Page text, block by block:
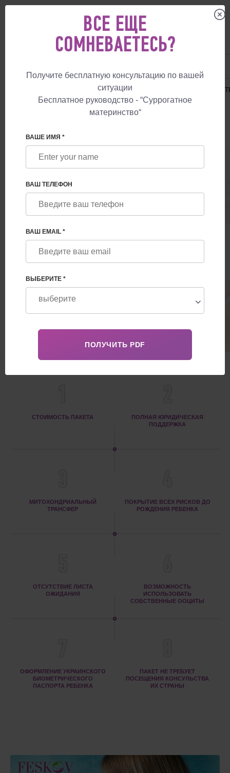
СУРРОГАТНОЕ МАТЕРИНСТВО ЦЕНЫ СУРРОГАТНОЕ
Суррогатная мать + услуга донора
яйцеклетки + предимплантационная
диагностика - NGS с определением
пола ребенка. Роды в Украине.
65 000€
ПРЕИМУЩЕСТВА
СТОИМОСТЬ ПАКЕТА
ПОЛНАЯ ЮРИДИЧЕСКАЯ
ПОДДЕРЖКА
МИТОХОНДРИАЛЬНЫЙ
ТРАНСФЕР
ПОКРЫТИЕ ВСЕХ РИСКОВ ДО
РОЖДЕНИЯ РЕБЕНКА
ОТСУТСТВИЕ ЛИСТА
ОЖИДАНИЯ
ВОЗМОЖНОСТЬ
ИСПОЛЬЗОВАТЬ
СОБСТВЕННЫЕ ООЦИТЫ
ОФОРМЛЕНИЕ УКРАИНСКОГО
БИОМЕТРИЧЕСКОГО
ПАСПОРТА РЕБЕНКА
ПАКЕТ НЕ ТРЕБУЕТ
ПОСЕЩЕНИЯ КОНСУЛЬСТВА
ИХ СТРАНЫ
ВСЕ ЕЩЕ
СОМНЕВАЕТЕСЬ?
Получите бесплатную консультацию по вашей
ситуации
Бесплатное руководство - “Суррогатное
материнство“
ВАШЕ ИМЯ *
ВАШ ТЕЛЕФОН
ВАШ EMAIL *
ВЫБЕРИТЕ *